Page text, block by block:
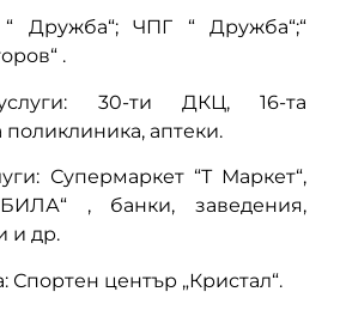
Дружба“; ЧПГ “ Дружба“;“
.
30-ти ДКЦ, 16-та
аптеки.
Супермаркет “Т Маркет“,
, банки, заведения,
и др.
Спортен център „Кристал“.